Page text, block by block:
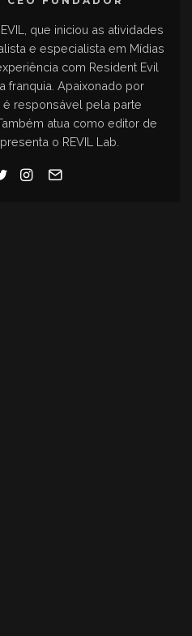
que iniciou as atividades
e especialista em Mídias
com Resident Evil
franquia. Apaixonado por
é responsável pela parte
atua como editor de
o REVIL Lab.